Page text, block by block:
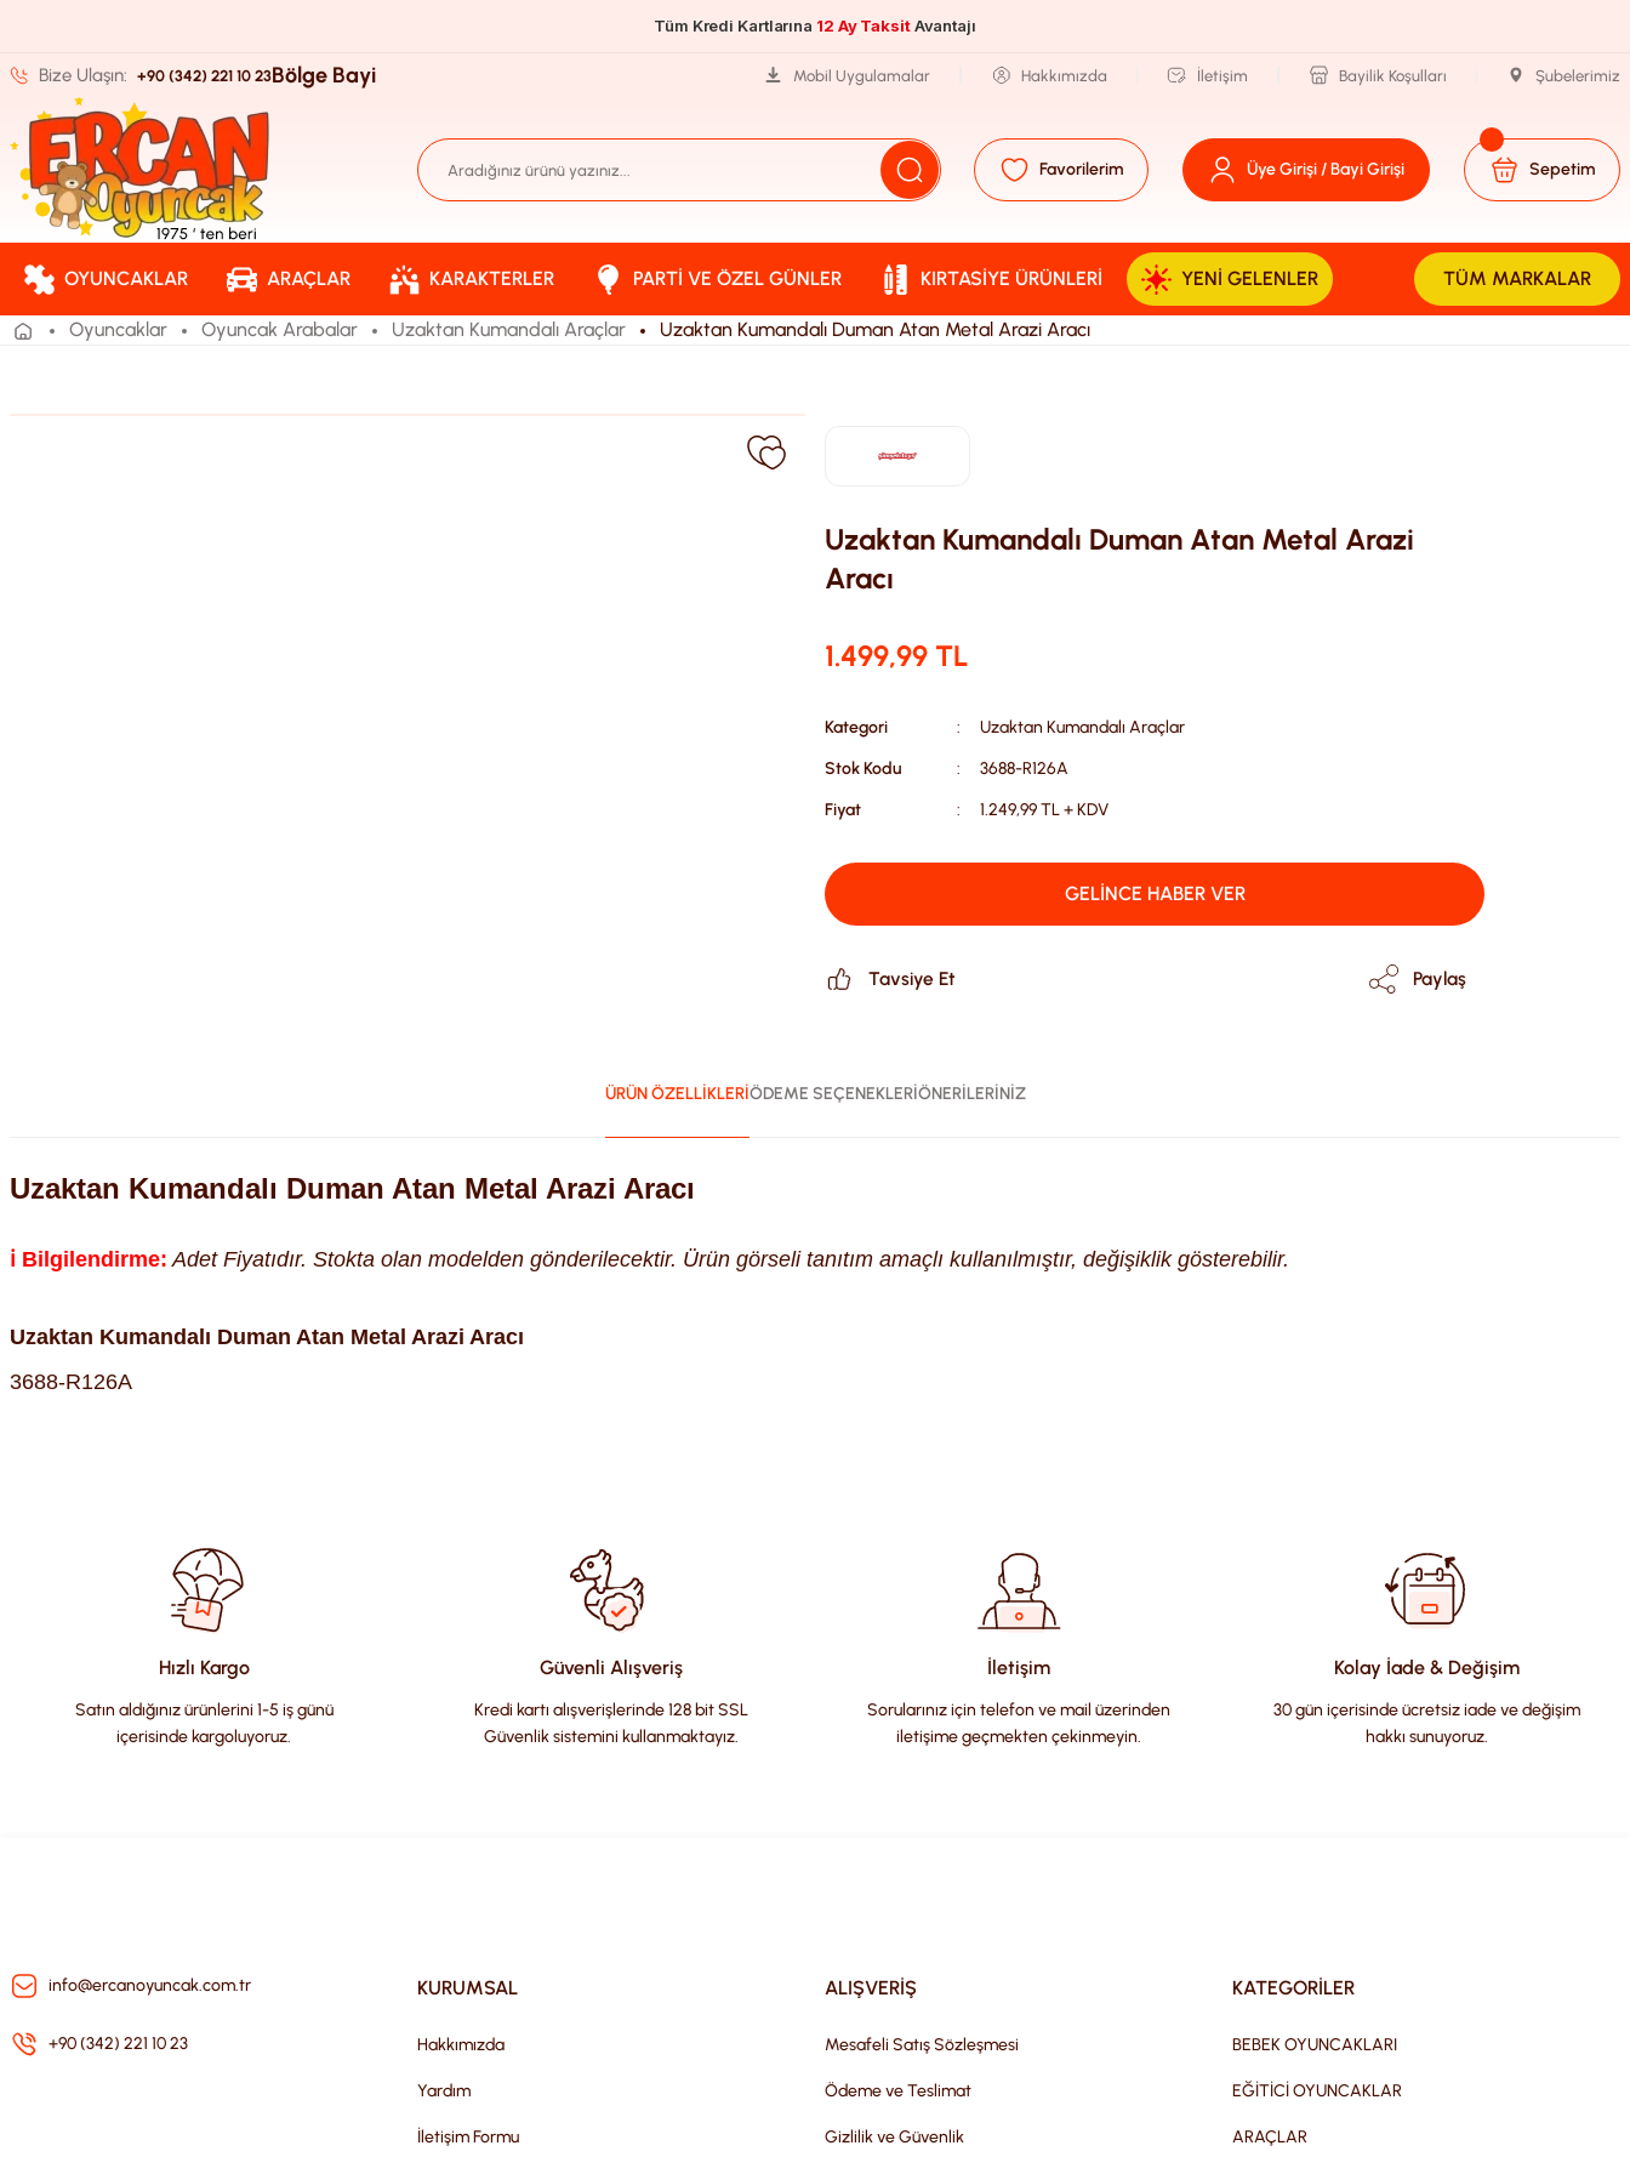
Tüm Kredi Kartlarına 12 Ay TaksitAvantajı
Bize Ulaşın: +90 (342) 221 10 23Bölge Bayi Mobil Uygulamalar Hakkımızda İletişim Bayilik Koşulları Şubelerimiz
Favorilerim Üye Girişi / Bayi Girişi Sepetim
OYUNCAKLAR ARAÇLAR KARAKTERLER PARTI VE ÖZEL GÜNLER KIRTASIYE ÜRÜNLERI YENI GELENLER TÜM MARKALAR
Oyuncaklar Oyuncak Arabalar Uzaktan Kumandalı Araçlar Uzaktan Kumandalı Duman Atan Metal Arazi Aracı
Uzaktan Kumandalı Duman Atan Metal Arazi
Aracı
1.499,99 TL
Kategori
Uzaktan Kumandalı Araçlar
Stok Kodu
3688-R126A
Fiyat
1.249,99 TL + KDV
GELİNCE HABER VER
Tavsiye Et Paylaş
ÜRÜN ÖZELLİKLERİÖDEME SEÇENEKLERİÖNERİLERİNİZ
Uzaktan Kumandalı Duman Atan Metal Arazi Aracı
ℹ️ Bilgilendirme: Adet Fiyatıdır. Stokta olan modelden gönderilecektir. Ürün görseli tanıtım amaçlı kullanılmıştır, değişiklik gösterebilir.
Uzaktan Kumandalı Duman Atan Metal Arazi Aracı
3688-R126A
Ürün resmi kalitesiz, bozuk veya görüntülenemiyor.
Ürün açıklamasında eksik bilgiler bulunuyor.
Ürün bilgilerinde hatalar bulunuyor.
Bu ürüne benzer farklı alternatifler olmalı.
Hızlı Kargo
Satın aldığınız ürünlerini 1-5 iş günü
içerisinde kargoluyoruz.
Güvenli Alışveriş
Kredi kartı alışverişlerinde 128 bit SSL
Güvenlik sistemini kullanmaktayız.
İletişim
Sorularınız için telefon ve mail üzerinden
iletişime geçmekten çekinmeyin.
Kolay İade & Değişim
30 gün içerisinde ücretsiz iade ve değişim
hakkı sunuyoruz.
info@ercanoyuncak.com.tr
+90 (342) 221 10 23
KURUMSAL
Hakkımızda
Yardım
İletişim Formu
ALIŞVERİŞ
Mesafeli Satış Sözleşmesi
Ödeme ve Teslimat
Gizlilik ve Güvenlik
KATEGORİLER
BEBEK OYUNCAKLARI
EĞİTİCİ OYUNCAKLAR
ARAÇLAR